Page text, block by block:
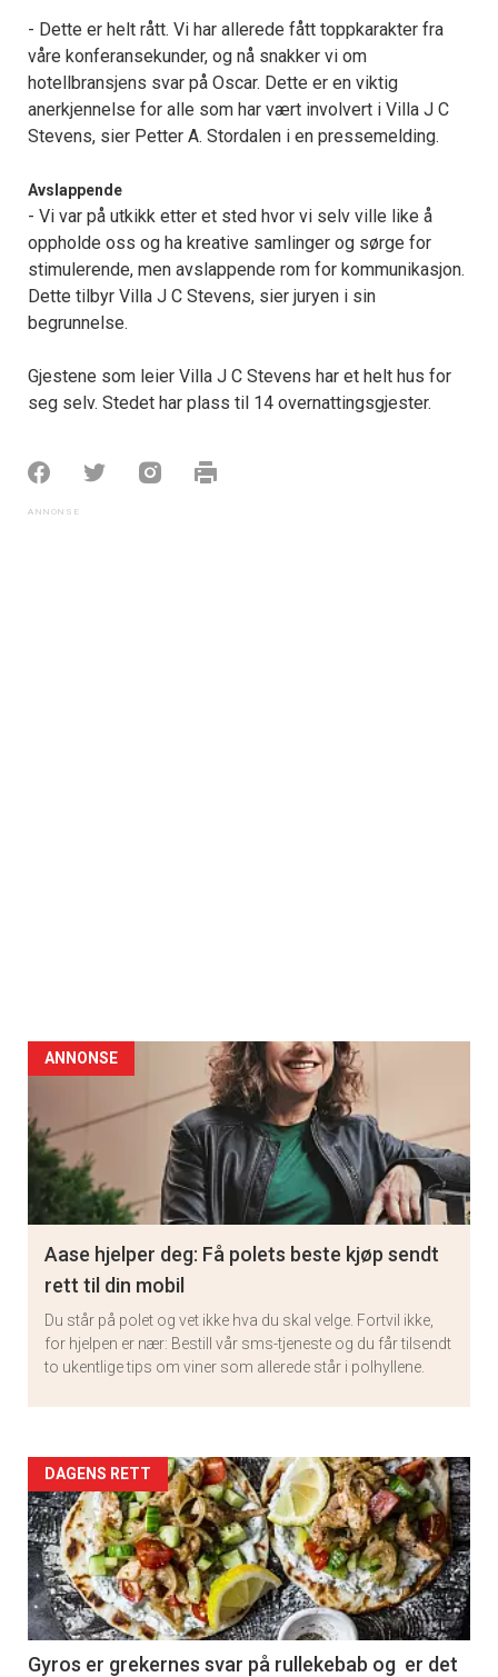
- Dette er helt rått. Vi har allerede fått toppkarakter fra
våre konferansekunder, og nå snakker vi om
hotellbransjens svar på Oscar. Dette er en viktig
anerkjennelse for alle som har vært involvert i Villa J C
Stevens, sier Petter A. Stordalen i en pressemelding.
Avslappende
- Vi var på utkikk etter et sted hvor vi selv ville like å
oppholde oss og ha kreative samlinger og sørge for
stimulerende, men avslappende rom for kommunikasjon.
Dette tilbyr Villa J C Stevens, sier juryen i sin
begrunnelse.
Gjestene som leier Villa J C Stevens har et helt hus for
seg selv. Stedet har plass til 14 overnattingsgjester.
ANNONSE
Aase hjelper deg: Få polets beste kjøp sendt
rett til din mobil
Du står på polet og vet ikke hva du skal velge. Fortvil ikke,
for hjelpen er nær: Bestill vår sms-tjeneste og du får tilsendt
to ukentlige tips om viner som allerede står i polhyllene.
Artikler
detail
-
section
11
DAGENS RETT
Gyros er grekernes svar på rullekebab og er det